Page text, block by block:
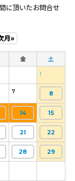
に頂いたお問合せ
月»
金 土
1
7 8
14 15
21 22
28 29